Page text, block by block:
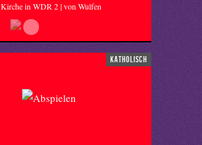
Kirche in WDR 2 | von Wulfen
katholisch